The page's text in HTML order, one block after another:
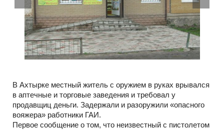
В Ахтырке местный житель с оружием в руках врывался
в аптечные и торговые заведения и требовал у
продавщиц деньги. Задержали и разоружили «опасного
вояжера» работники ГАИ.
Первое сообщение о том, что неизвестный с пистолетом